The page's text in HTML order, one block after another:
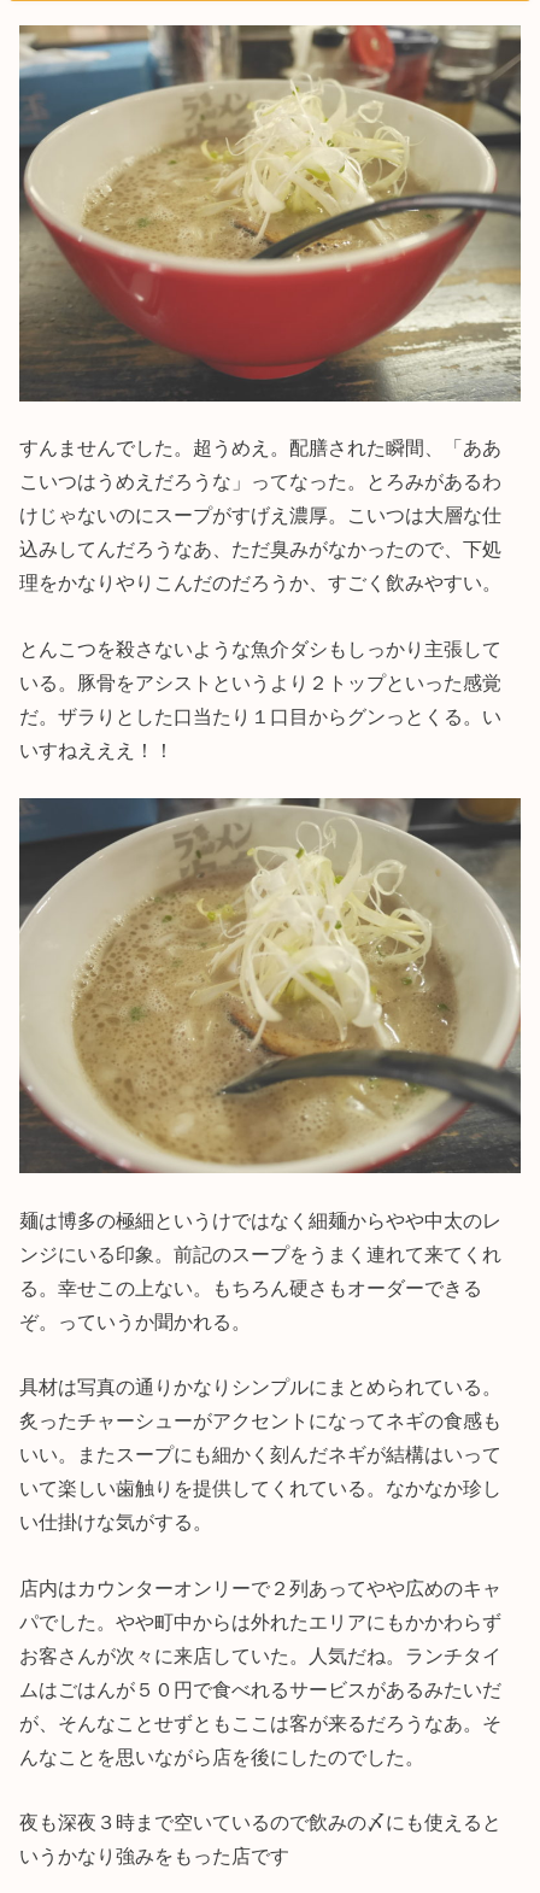
すんませんでした。超うめえ。配膳された瞬間、「ああ
こいつはうめえだろうな」ってなった。とろみがあるわ
けじゃないのにスープがすげえ濃厚。こいつは大層な仕
込みしてんだろうなあ、ただ臭みがなかったので、下処
理をかなりやりこんだのだろうか、すごく飲みやすい。
とんこつを殺さないような魚介ダシもしっかり主張して
いる。豚骨をアシストというより２トップといった感覚
だ。ザラりとした口当たり１口目からグンっとくる。い
いすねえええ！！
麺は博多の極細というけではなく細麺からやや中太のレ
ンジにいる印象。前記のスープをうまく連れて来てくれ
る。幸せこの上ない。もちろん硬さもオーダーできる
ぞ。っていうか聞かれる。
具材は写真の通りかなりシンプルにまとめられている。
炙ったチャーシューがアクセントになってネギの食感も
いい。またスープにも細かく刻んだネギが結構はいって
いて楽しい歯触りを提供してくれている。なかなか珍し
い仕掛けな気がする。
店内はカウンターオンリーで２列あってやや広めのキャ
パでした。やや町中からは外れたエリアにもかかわらず
お客さんが次々に来店していた。人気だね。ランチタイ
ムはごはんが５０円で食べれるサービスがあるみたいだ
が、そんなことせずともここは客が来るだろうなあ。そ
んなことを思いながら店を後にしたのでした。
夜も深夜３時まで空いているので飲みの〆にも使えると
いうかなり強みをもった店です